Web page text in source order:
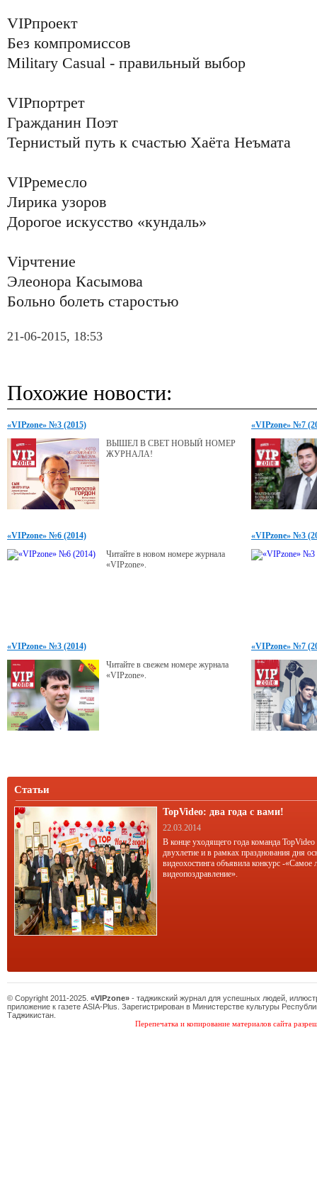
VIPпроект
Без компромиссов
Military Casual - правильный выбор
VIPпортрет
Гражданин Поэт
Тернистый путь к счастью Хаёта Неъмата
VIPремесло
Лирика узоров
Дорогое искусство «кундаль»
Vipчтение
Элеонора Касымова
Больно болеть старостью
21-06-2015, 18:53
Похожие новости:
«VIPzone» №3 (2015)
ВЫШЕЛ В СВЕТ НОВЫЙ НОМЕР
ЖУРНАЛА!
«VIPzone» №7
«VIPzone» №6 (2014)
Читайте в новом номере журнала
«VIPzone».
«VIPzone» №3
«VIPzone» №3 (2014)
Читайте в свежем номере журнала
«VIPzone».
«VIPzone» №7
Статьи
TopVideo: два года с вами!
22.03.2014
В конце уходящего года команда TopVideo
двухлетие и в рамках празднования дня
видеохостинга объявила конкурс -«Самое
видеопоздравление».
© Copyright 2011-2025. «VIPzone» - таджикский журнал для успешных людей,
приложение к газете ASIA-Plus. Зарегистрирован в Министерстве культуры
Таджикистан.
Перепечатка и копирование материалов сайта